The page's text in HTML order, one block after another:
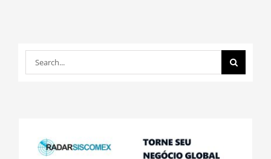
Search
for: